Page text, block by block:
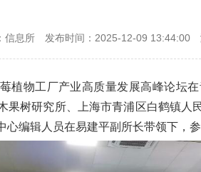
信息所 发布时间：2025-12-09 13:44:00
植物工厂产业高质量发展高峰论坛
果树研究所、上海市青浦区白鹤镇
心编辑人员在易建平副所长带领下，参